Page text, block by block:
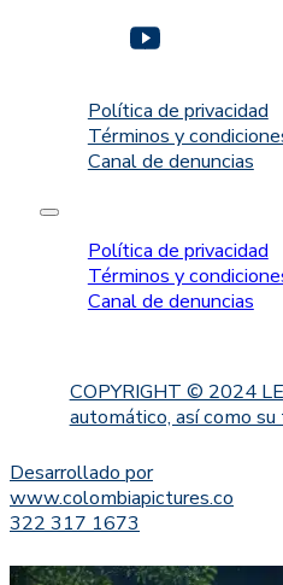
Política de privacidad
Términos y
Canal de denuncias
Política de privacidad
Términos y
Canal de denuncias
COPYRIGHT © 2024
automático, así como
Desarrollado por
www.colombiapictures.co
322 317 1673